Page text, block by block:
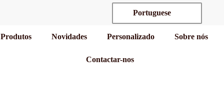
Portuguese
Produtos Novidades Personalizado Sobre nós
Contactar-nos